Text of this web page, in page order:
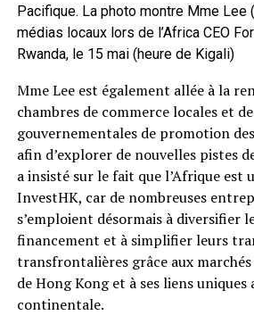
Pacifique. La photo montre Mme Lee
médias locaux lors de l’Africa CEO
Rwanda, le 15 mai (heure de Kigali)
Mme Lee est également allée à la
chambres de commerce locales et
gouvernementales de promotion
afin d’explorer de nouvelles pistes
a insisté sur le fait que l’Afrique est
InvestHK, car de nombreuses
s’emploient désormais à diversifier
financement et à simplifier leurs
transfrontalières grâce aux
de Hong Kong et à ses liens uniques
continentale.